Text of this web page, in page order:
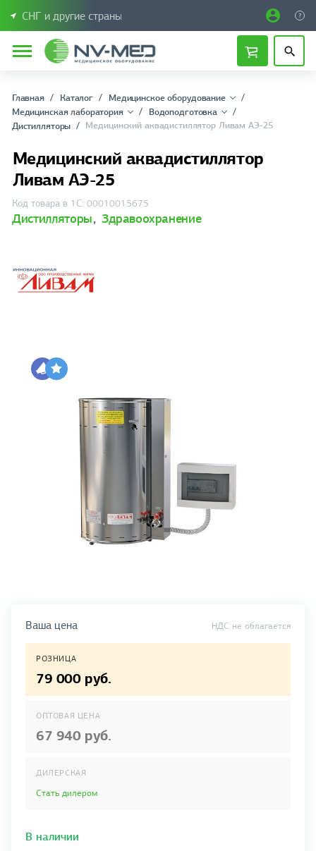
СНГ и другие страны
Главная Каталог
Медицинское оборудование
Медицинская лаборатория
Водоподготовка
Дистилляторы
Медицинский аквадистиллятор Ливам АЭ-25
Медицинский аквадистиллятор
Ливам АЭ-25
Код товара в 1С: 00010015675
Дистилляторы, Здравоохранение
Ваша цена НДС не облагается
РОЗНИЦА
79 000 руб.
ОПТОВАЯ ЦЕНА
67 940 руб.
ДИЛЕРСКАЯ
Стать дилером
В наличии